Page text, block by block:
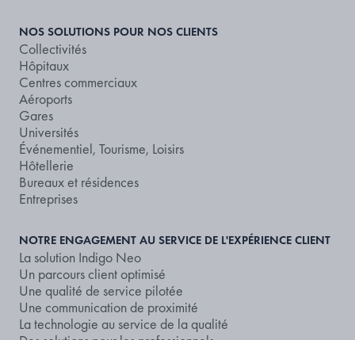
NOS SOLUTIONS POUR NOS CLIENTS
Collectivités
Hôpitaux
Centres commerciaux
Aéroports
Gares
Universités
Événementiel, Tourisme, Loisirs
Hôtellerie
Bureaux et résidences
Entreprises
NOTRE ENGAGEMENT AU SERVICE DE L'EXPÉRIENCE CLIENT
La solution Indigo Neo
Un parcours client optimisé
Une qualité de service pilotée
Une communication de proximité
La technologie au service de la qualité